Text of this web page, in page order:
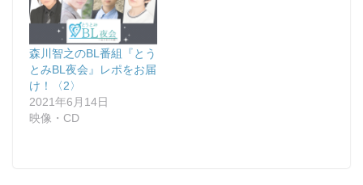
森川智之のBL番組『とう
とみBL夜会』レポをお届
け！〈2〉
2021年6月14日
映像・CD